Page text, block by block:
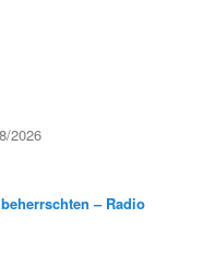
2026
– Radio